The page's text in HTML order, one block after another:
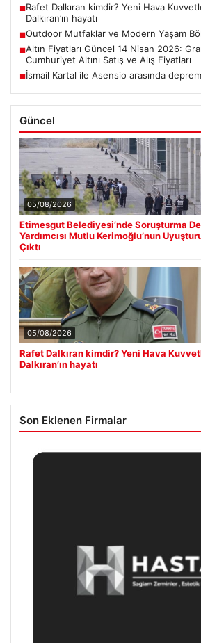
■Rafet Dalkıran kimdir? Yeni Hava
Dalkıran’ın hayatı
■Outdoor Mutfaklar ve Modern Yaşam
■Altın Fiyatları Güncel 14 Nisan 2026:
Cumhuriyet Altını Satış ve Alış Fiyatları
■İsmail Kartal ile Asensio arasında
Güncel
05/08/2026
Etimesgut Belediyesi’nde Soruşturma
Yardımcısı Mutlu Kerimoğlu’nun
Çıktı
05/08/2026
Rafet Dalkıran kimdir? Yeni Hava
Dalkıran’ın hayatı
Son Eklenen Firmalar